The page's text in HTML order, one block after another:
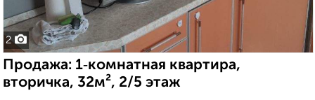
2
Продажа: 1‑комнатная квартира,
вторичка, 32м², 2/5 этаж